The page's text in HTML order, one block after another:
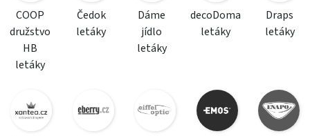
COOP
družstvo
HB
letáky
Čedok
letáky
Dáme
jídlo
letáky
decoDoma
letáky
Draps
letáky